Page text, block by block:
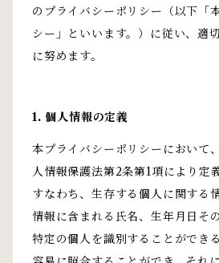
のプライバシーポリシー（以下「
シー」といいます。）に従い、適
に努めます。
1. 個人情報の定義
本プライバシーポリシーにおいて
人情報保護法第2条第1項により定
すなわち、生存する個人に関する
情報に含まれる氏名、生年月日そ
特定の個人を識別することができ